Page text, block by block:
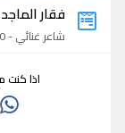
فقار الماجد
شاعر غنائي - 50 اغنية
اذا كنت